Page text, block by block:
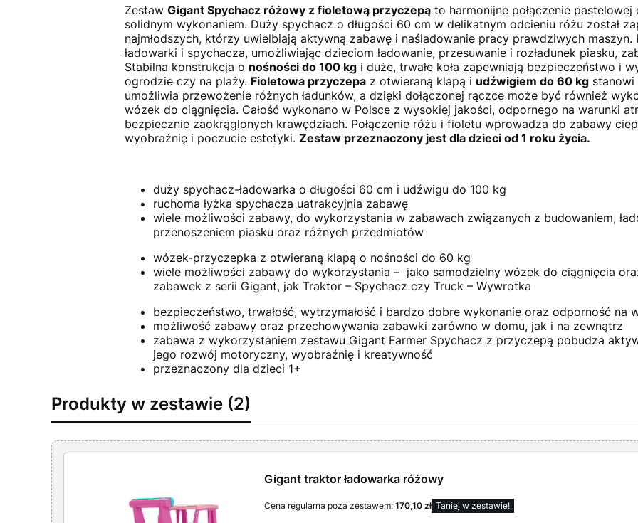
Zestaw Gigant Spychacz różowy z fioletową przyczepąto harmonijne połączenie
solidnym wykonaniem. Duży spychacz o długości 60 cm w delikatnym odcieniu różu został
najmłodszych, którzy uwielbiają aktywną zabawę i naśladowanie pracy prawdziwych maszyn.
ładowarki i spychacza, umożliwiając dzieciom ładowanie, przesuwanie i rozładunek piasku,
Stabilna konstrukcja o nośności do 100 kgi duże, trwałe koła zapewniają bezpieczeństwo i
ogrodzie czy na plaży. Fioletowa przyczepaz otwieraną klapą i udźwigiem do 60 kgstanowi
umożliwia przewożenie różnych ładunków, a dzięki dołączonej rączce może być również
wózek do ciągnięcia. Całość wykonano w Polsce z wysokiej jakości, odpornego na warunki
bezpiecznie zaokrąglonych krawędziach. Połączenie różu i fioletu wprowadza do zabawy
wyobraźnię i poczucie estetyki. Zestaw przeznaczony jest dla dzieci od 1 roku życia.
duży spychacz-ładowarka o długości 60 cm i udźwigu do 100 kg
ruchoma łyżka spychacza uatrakcyjnia zabawę
wiele możliwości zabawy, do wykorzystania w zabawach związanych z budowaniem,
przenoszeniem piasku oraz różnych przedmiotów
wózek-przyczepka z otwieraną klapą o nośności do 60 kg
wiele możliwości zabawy do wykorzystania – jako samodzielny wózek do ciągnięcia
zabawek z serii Gigant, jak Traktor – Spychacz czy Truck – Wywrotka
bezpieczeństwo, trwałość, wytrzymałość i bardzo dobre wykonanie oraz odporność na
możliwość zabawy oraz przechowywania zabawki zarówno w domu, jak i na zewnątrz
zabawa z wykorzystaniem zestawu Gigant Farmer Spychacz z przyczepą pobudza
jego rozwój motoryczny, wyobraźnię i kreatywność
przeznaczony dla dzieci 1+
Produkty w zestawie (2)
Gigant traktor ładowarka różowy
Cena regularna poza zestawem: 170,10 zł Taniej w zestawie!